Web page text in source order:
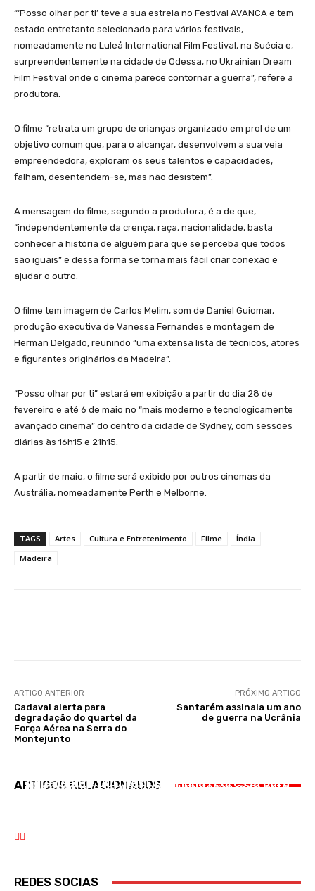
“‘Posso olhar por ti’ teve a sua estreia no Festival AVANCA e tem
estado entretanto selecionado para vários festivais,
nomeadamente no Luleå International Film Festival, na Suécia e,
surpreendentemente na cidade de Odessa, no Ukrainian Dream
Film Festival onde o cinema parece contornar a guerra”, refere a
produtora.
O filme “retrata um grupo de crianças organizado em prol de um
objetivo comum que, para o alcançar, desenvolvem a sua veia
empreendedora, exploram os seus talentos e capacidades,
falham, desentendem-se, mas não desistem”.
A mensagem do filme, segundo a produtora, é a de que,
“independentemente da crença, raça, nacionalidade, basta
conhecer a história de alguém para que se perceba que todos
são iguais” e dessa forma se torna mais fácil criar conexão e
ajudar o outro.
O filme tem imagem de Carlos Melim, som de Daniel Guiomar,
produção executiva de Vanessa Fernandes e montagem de
Herman Delgado, reunindo “uma extensa lista de técnicos, atores
e figurantes originários da Madeira”.
“Posso olhar por ti” estará em exibição a partir do dia 28 de
fevereiro e até 6 de maio no “mais moderno e tecnologicamente
avançado cinema” do centro da cidade de Sydney, com sessões
diárias às 16h15 e 21h15.
A partir de maio, o filme será exibido por outros cinemas da
Austrália, nomeadamente Perth e Melborne.
TAGS Artes Cultura e Entretenimento Filme
Índia
Madeira
ARTIGO ANTERIOR
Cadaval alerta para
degradação do quartel da
Força Aérea na Serra do
Montejunto
PRÓXIMO ARTIGO
Santarém assinala um ano
de guerra na Ucrânia
ARTIGOS RELACIONADOS
Leiria convida a descobrir um verão com arte
Aguardente DOC fesT Lourinhã regressa para
Benfica goleia Hearts e fica com um pé na
REDES SOCIAS